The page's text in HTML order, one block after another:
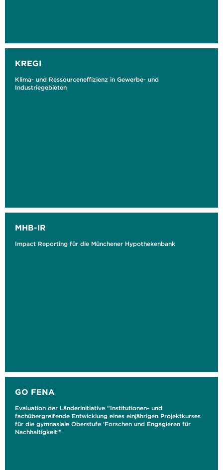
KREGI
Klima- und Ressourceneffizienz in Gewerbe- und
Industriegebieten
MHB-IR
Impact Reporting für die Münchener Hypothekenbank
GO FENA
Evaluation der Länderinitiative "Institutionen- und
fachübergreifende Entwicklung eines einjährigen Projektkurses
für die gymnasiale Oberstufe 'Forschen und Engagieren für
Nachhaltigkeit'"